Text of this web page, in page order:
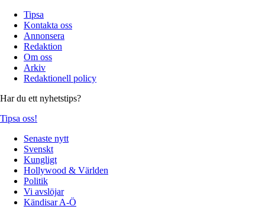
Tipsa
Kontakta oss
Annonsera
Redaktion
Om oss
Arkiv
Redaktionell policy
Har du ett nyhetstips?
Tipsa oss!
Senaste nytt
Svenskt
Kungligt
Hollywood & Världen
Politik
Vi avslöjar
Kändisar A-Ö